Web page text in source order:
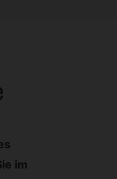
im